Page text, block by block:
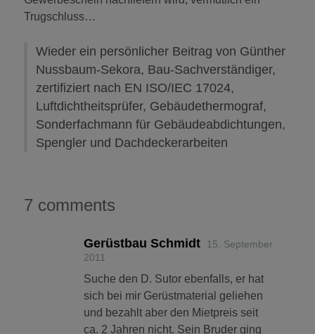
Trugschluss…
Wieder ein persönlicher Beitrag von Günther
Nussbaum-Sekora, Bau-Sachverständiger,
zertifiziert nach EN ISO/IEC 17024,
Luftdichtheitsprüfer, Gebäudethermograf,
Sonderfachmann für Gebäudeabdichtungen,
Spengler und Dachdeckerarbeiten
7 comments
Gerüstbau Schmidt
15. September
2011
Suche den D. Sutor ebenfalls, er hat
sich bei mir Gerüstmaterial geliehen
und bezahlt aber den Mietpreis seit
ca. 2 Jahren nicht. Sein Bruder ging